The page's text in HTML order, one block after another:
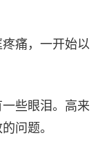
痛，一开始以
些眼泪。高来
问题。